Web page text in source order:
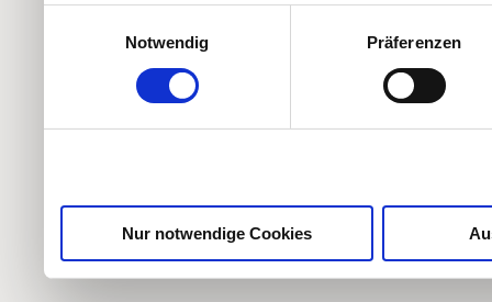
Partner führen diese
weiteren Daten
Notwendig
Präferenzen
Nur notwendige Cookies